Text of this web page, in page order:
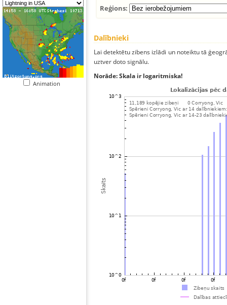
Animation
Reģions:
Dalībnieki
Lai detektētu zibens izlādi un noteiktu tā
uztver doto signālu.
Norāde: Skala ir logaritmiska!